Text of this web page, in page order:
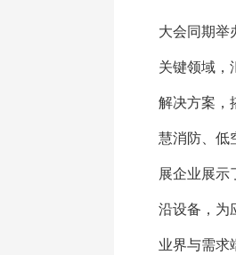
大会同期举
关键领域，
解决方案，
慧消防、低
展企业展示
沿设备，为
业界与需求